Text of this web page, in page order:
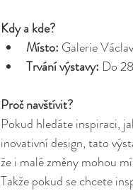
Kdy a kde?
Místo: Galerie
Trvání výstavy: Do
Proč navštívit?
Pokud hledáte inspiraci,
inovativní design, tato
že i malé změny mohou
Takže pokud se chcete